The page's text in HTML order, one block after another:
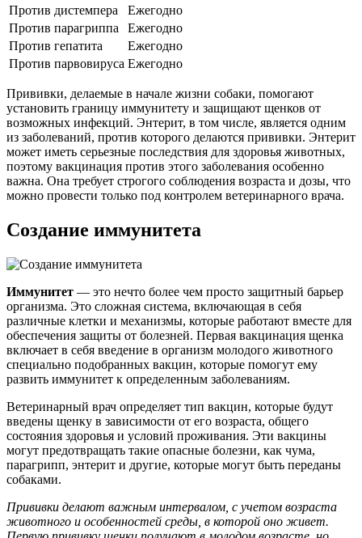
Против дистемпера
Ежегодно
Против парагриппа
Ежегодно
Против гепатита
Ежегодно
Против парвовируса Ежегодно
Прививки, делаемые в начале жизни собаки, помогают
установить границу иммунитету и защищают щенков от
возможных инфекций. Энтерит, в том числе, является одним
из заболеваний, против которого делаются прививки. Энтерит
может иметь серьезные последствия для здоровья животных,
поэтому вакцинация против этого заболевания особенно
важна. Она требует строгого соблюдения возраста и дозы, что
можно провести только под контролем ветеринарного врача.
Создание иммунитета
Иммунитет — это нечто более чем просто защитный барьер
организма. Это сложная система, включающая в себя
различные клетки и механизмы, которые работают вместе для
обеспечения защиты от болезней. Первая вакцинация щенка
включает в себя введение в организм молодого животного
специально подобранных вакцин, которые помогут ему
развить иммунитет к определенным заболеваниям.
Ветеринарный врач определяет тип вакцин, которые будут
введены щенку в зависимости от его возраста, общего
состояния здоровья и условий проживания. Эти вакцины
могут предотвращать такие опасные болезни, как чума,
парагрипп, энтерит и другие, которые могут быть переданы
собаками.
Прививки делают важным интервалом, с учетом возраста
животного и особенностей среды, в которой оно живет.